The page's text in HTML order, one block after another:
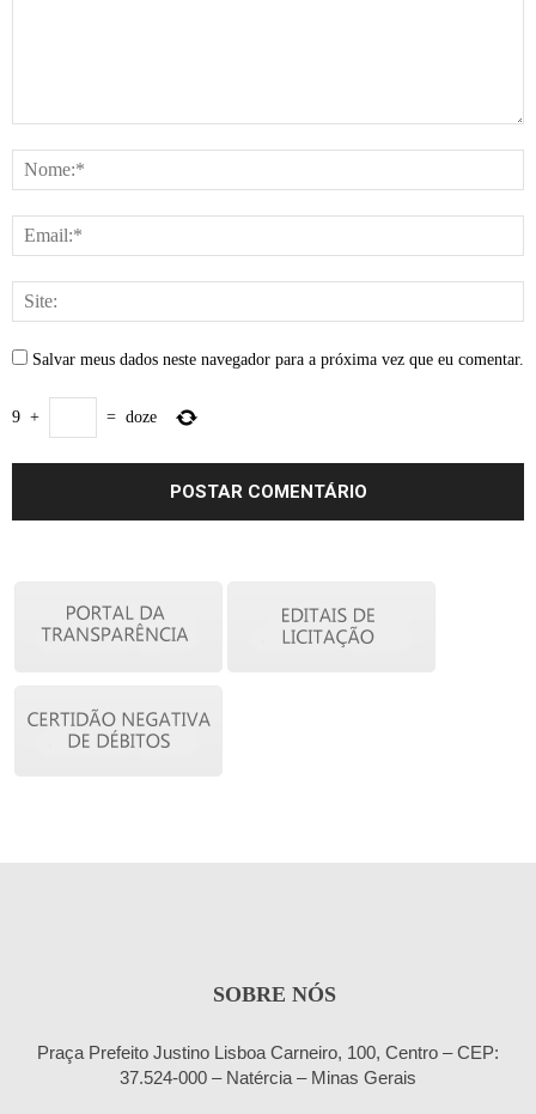
Salvar meus dados neste navegador para a próxima vez que eu comentar.
9 + = doze
SOBRE NÓS
Praça Prefeito Justino Lisboa Carneiro, 100, Centro – CEP:
37.524-000 – Natércia – Minas Gerais